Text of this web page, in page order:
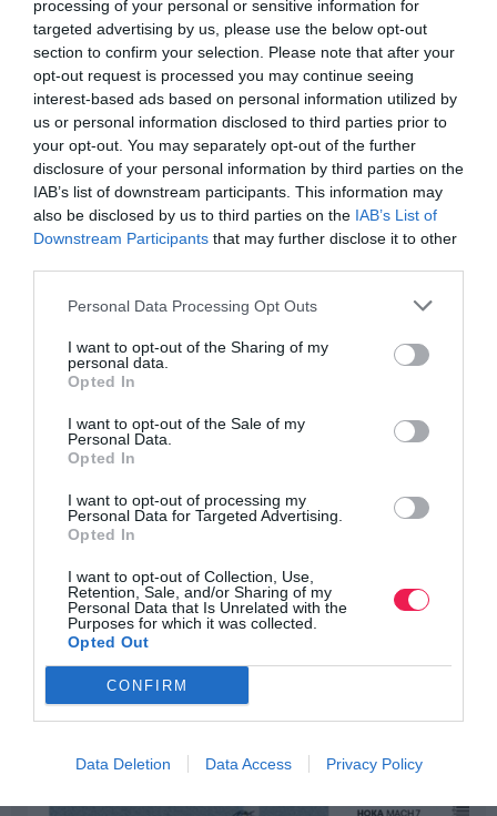
processing of your personal or sensitive information for
targeted advertising by us, please use the below opt-out
section to confirm your selection. Please note that after your
opt-out request is processed you may continue seeing
interest-based ads based on personal information utilized by
us or personal information disclosed to third parties prior to
your opt-out. You may separately opt-out of the further
disclosure of your personal information by third parties on the
IAB’s list of downstream participants. This information may
also be disclosed by us to third parties on the IAB’s List of
Downstream Participants that may further disclose it to other
Personal Data Processing Opt Outs
I want to opt-out of the Sharing of my
personal data.
Opted In
I want to opt-out of the Sale of my
Personal Data.
Opted In
I want to opt-out of processing my
Personal Data for Targeted Advertising.
Opted In
I want to opt-out of Collection, Use,
Retention, Sale, and/or Sharing of my
Personal Data that Is Unrelated with the
Purposes for which it was collected.
Opted Out
CONFIRM
Data Deletion Data Access Privacy Policy